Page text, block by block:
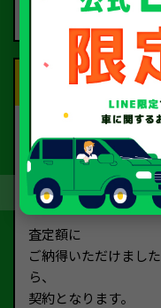
ご依頼ください。
Step.3
契約
査定額に
ご納得いただけました
ら、
契約となります。